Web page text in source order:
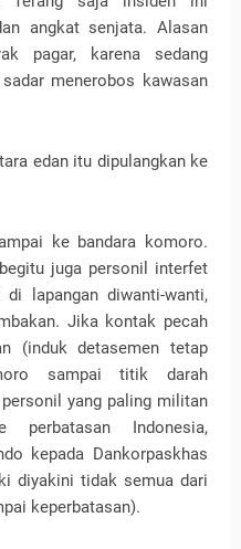
angkat senjata. Alasan
pagar, karena sedang
menerobos kawasan
edan itu dipulangkan ke
ke bandara komoro.
juga personil interfet
lapangan diwanti-wanti,
Jika kontak pecah
(induk detasemen tetap
sampai titik darah
yang paling militan
Indonesia,
kepada Dankorpaskhas
diyakini tidak semua dari
keperbatasan).